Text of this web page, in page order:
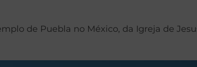
de Puebla no México, da Igreja de